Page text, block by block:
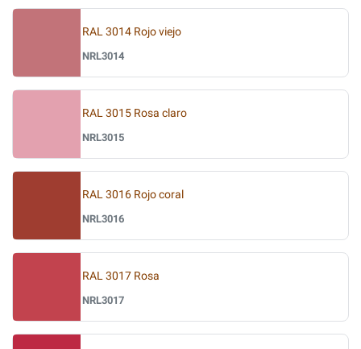
RAL 3014 Rojo viejo
NRL3014
RAL 3015 Rosa claro
NRL3015
RAL 3016 Rojo coral
NRL3016
RAL 3017 Rosa
NRL3017